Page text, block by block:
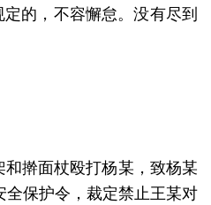
的，不容懈怠。没有尽到
擀面杖殴打杨某，致杨某
保护令，裁定禁止王某对